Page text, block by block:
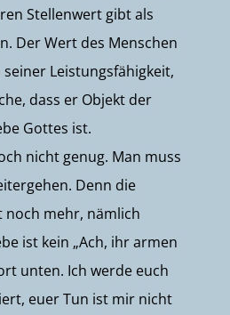
Stellenwert gibt als
Der Wert des Menschen
Leistungsfähigkeit,
dass er Objekt der
Gottes ist.
nicht genug. Man muss
Denn die
noch mehr, nämlich
ist kein „Ach, ihr armen
unten. Ich werde euch
euer Tun ist mir nicht